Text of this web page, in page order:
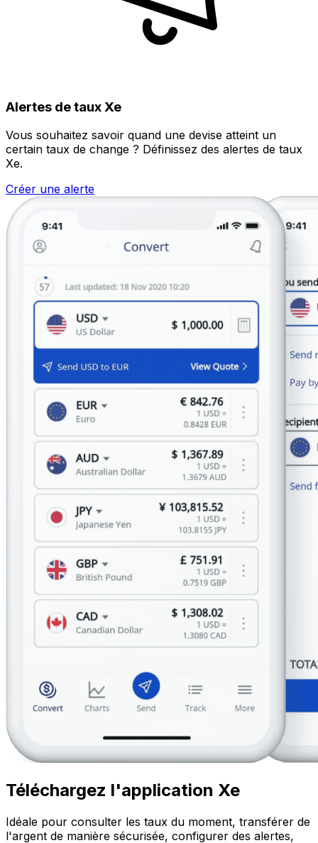
Alertes de taux Xe
Vous souhaitez savoir quand une devise atteint un
certain taux de change ? Définissez des alertes de taux
Xe.
Créer une alerte
Téléchargez l'application Xe
Idéale pour consulter les taux du moment, transférer de
l'argent de manière sécurisée, configurer des alertes,